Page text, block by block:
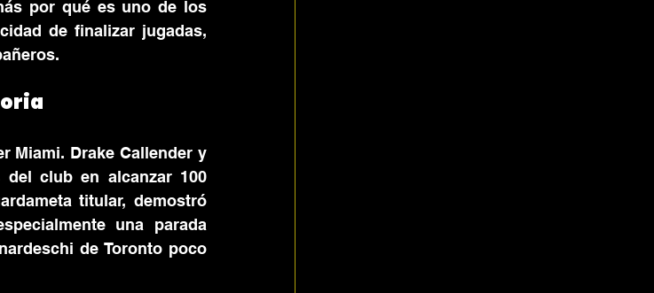
por qué es uno de los
de finalizar jugadas,
Miami. Drake Callender y
del club en alcanzar 100
titular, demostró
una parada
de Toronto poco